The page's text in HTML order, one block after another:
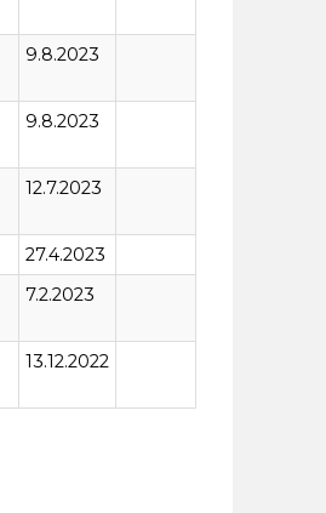
9.8.2023
9.8.2023
12.7.2023
27.4.2023
7.2.2023
13.12.2022